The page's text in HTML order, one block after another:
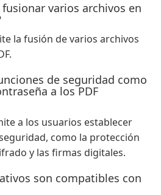
fusionar varios archivos en
la fusión de varios archivos
de seguridad como
a los PDF
a los usuarios establecer
como la protección
y las firmas digitales.
son compatibles con